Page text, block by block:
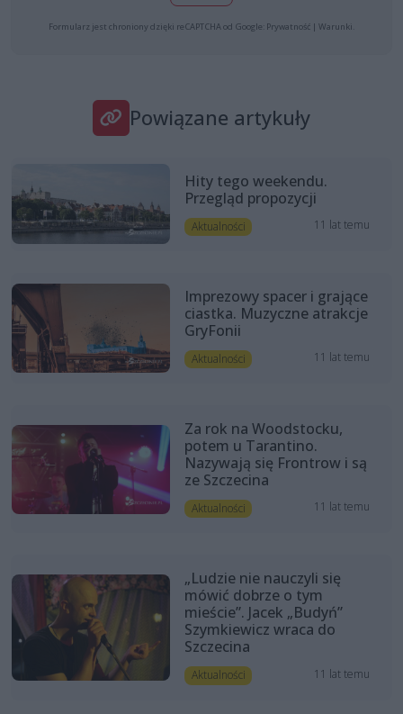
Formularz jest chroniony dzięki reCAPTCHA od Google: Prywatność | Warunki
Powiązane artykuły
Hity tego weekendu.
Przegląd propozycji
Aktualności 11 lat temu
Imprezowy spacer i grające
ciastka. Muzyczne atrakcje
GryFonii
Aktualności 11 lat temu
Za rok na Woodstocku,
potem u Tarantino.
Nazywają się Frontrow i są
ze Szczecina
Aktualności 11 lat temu
„Ludzie nie nauczyli się
mówić dobrze o tym
mieście”. Jacek „Budyń”
Szymkiewicz wraca do
Szczecina
Aktualności 11 lat temu